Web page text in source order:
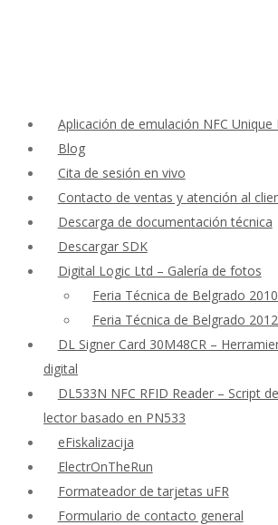
Aplicación de emulación NFC Unique
Blog
Cita de sesión en vivo
Contacto de ventas y atención al
Descarga de documentación técnica
Descargar SDK
Digital Logic Ltd – Galería de fotos
Feria Técnica de Belgrado 2010
Feria Técnica de Belgrado 2012
DL Signer Card 30M48CR –
digital
DL533N NFC RFID Reader – Script
lector basado en PN533
eFiskalizacija
ElectrOnTheRun
Formateador de tarjetas uFR
Formulario de contacto general